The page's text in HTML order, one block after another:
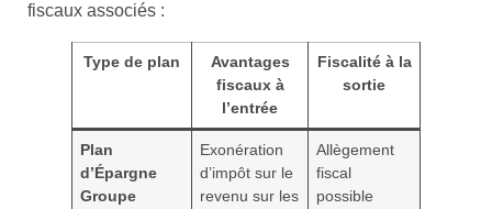
fiscaux associés :
Type de plan
Avantages
fiscaux à
l’entrée
Fiscalité à la
sortie
Plan
d’Épargne
Groupe
Exonération
d’impôt sur le
revenu sur les
Allègement
fiscal
possible